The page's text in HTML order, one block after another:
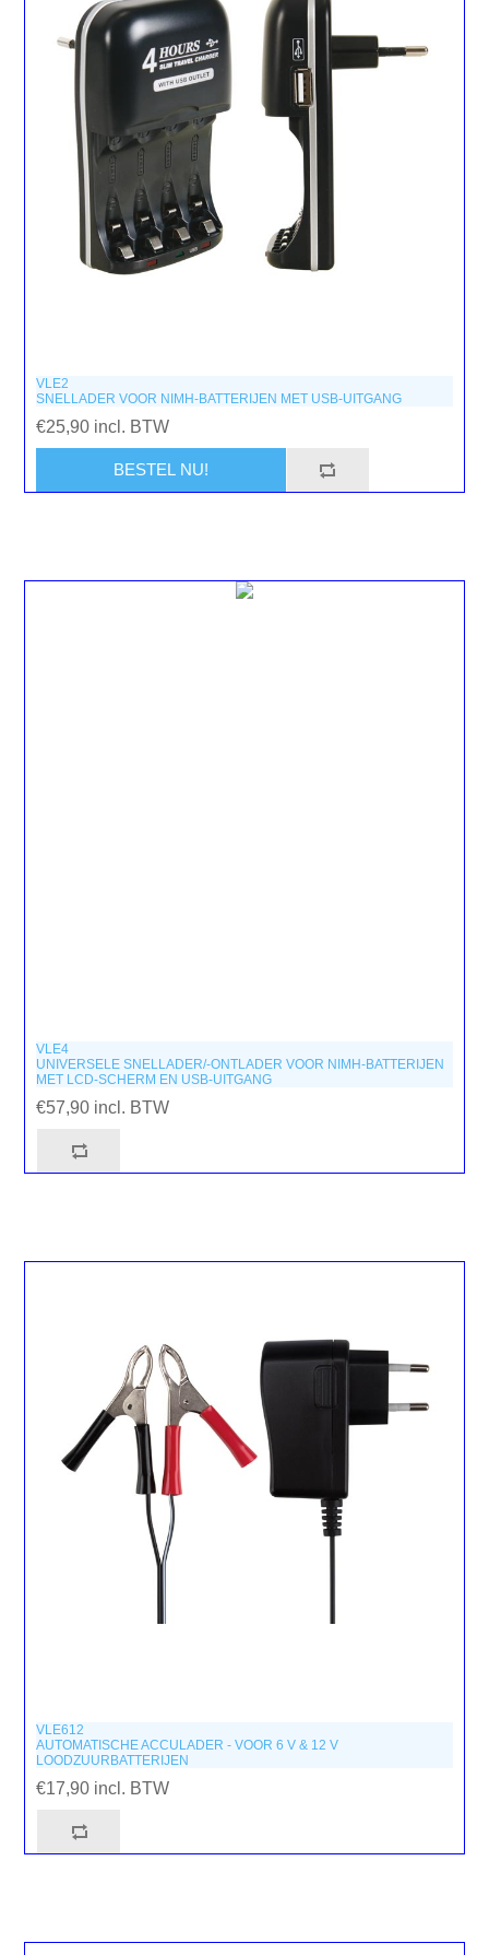
VLE2
SNELLADER VOOR NIMH-BATTERIJEN MET USB-UITGANG
€25,90 incl. BTW
VLE4
UNIVERSELE SNELLADER/-ONTLADER VOOR NIMH-BATTERIJEN
MET LCD-SCHERM EN USB-UITGANG
€57,90 incl. BTW
VLE612
AUTOMATISCHE ACCULADER - VOOR 6 V & 12 V
LOODZUURBATTERIJEN
€17,90 incl. BTW